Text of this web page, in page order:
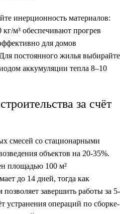
инерционность материалов:
м³ обеспечивают прогрев
для домов
постоянного жилья выбирайте
аккумуляции тепла 8–10
за счёт
смесей со стационарными
объектов на 20-35%.
площадью 100 м²
до 14 дней, тогда как
завершить работы за 5-
устранения операций по сборке-